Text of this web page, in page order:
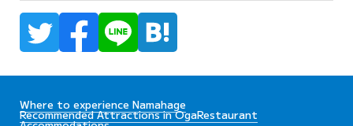
Where to experience Namahage
Recommended Attractions in OgaRestaurant